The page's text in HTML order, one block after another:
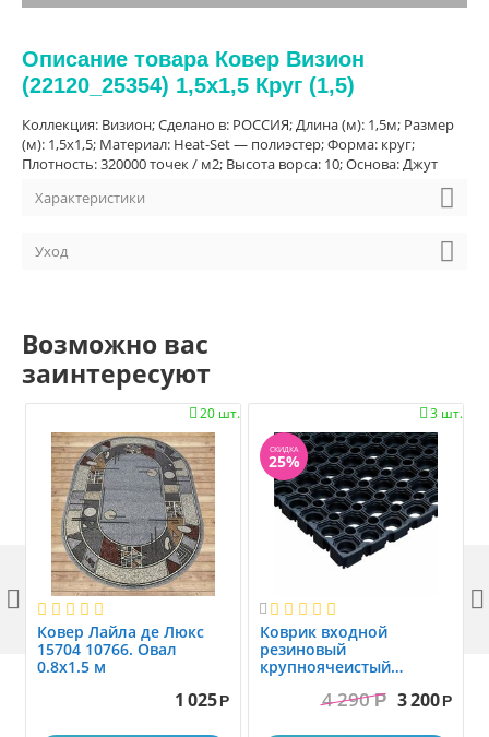
Описание товара Ковер Визион
(22120_25354) 1,5х1,5 Круг (1,5)
Коллекция: Визион; Сделано в: РОССИЯ; Длина (м): 1,5м; Размер
(м): 1,5х1,5; Материал: Heat-Set — полиэстер; Форма: круг;
Плотность: 320000 точек / м2; Высота ворса: 10; Основа: Джут
Характеристики
Уход
Возможно вас
заинтересуют
20 шт.

Ковер Лайла де Люкс
15704 10766. Овал
0.8x1.5 м
1 025 Р
3 шт.

СКИДКА
25%

Коврик вxодной
резиновый
крупноячеистый
1.0x1.5 м4 290 Р 3 200 Р
 